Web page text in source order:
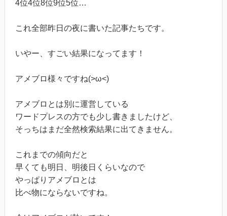
4位4位8位9位5位…
これ全部昨日の夜に書いた記事たちです。
いやー、すごい結果になってます！
アメブロ様々ですね(>ω<)
アメブロとは別に運営している
ワードプレスの方でも少し書きましたけど、
そっちはまだ全然検索結果に出てきません。
これまでの傾向だと
早くても明日、明後日くらいなので
やっぱりアメブロとは
比べ物にならないですね。